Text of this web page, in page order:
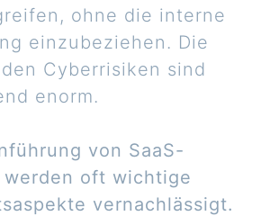
ohne die interne
einzubeziehen. Die
Cyberrisiken sind
enorm.
von SaaS-
werden oft wichtige
vernachlässigt.